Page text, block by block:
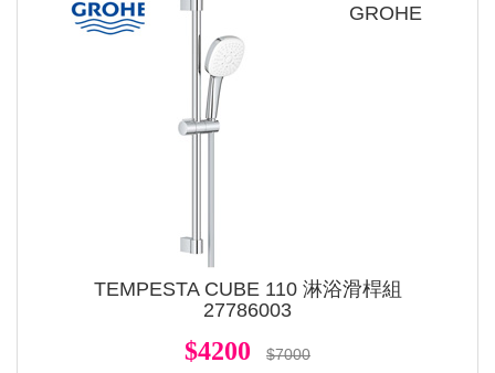
GROHE
TEMPESTA CUBE 110 淋浴滑桿組
27786003
$4200 $7000